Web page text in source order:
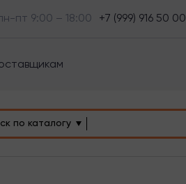
пт 9:00 – 18:00 +7 (999) 916 50 00
по каталогу